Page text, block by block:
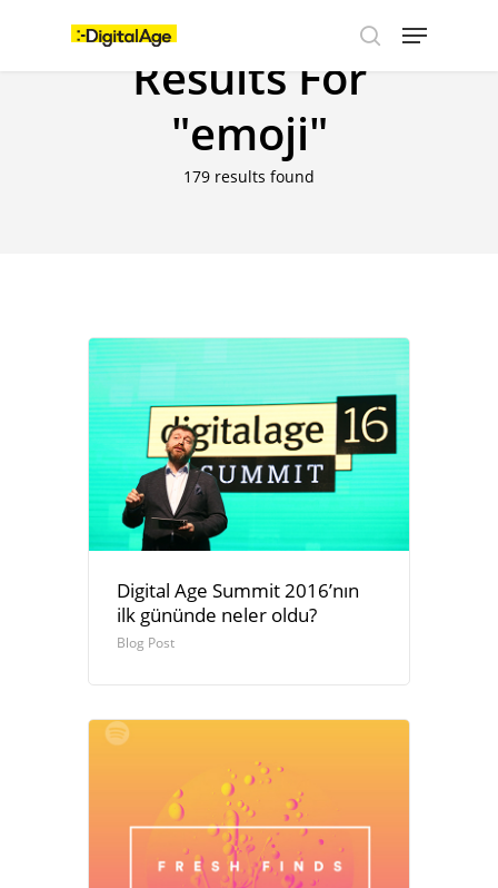
Menu
Results For
"emoji"
179 results found
Digital Age Summit 2016’nın
ilk gününde neler oldu?
Blog Post